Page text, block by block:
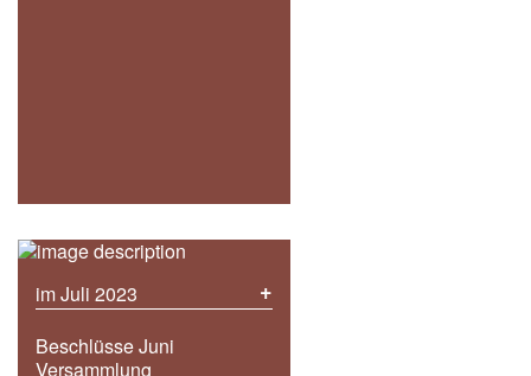
im Juli 2023 +
Beschlüsse Juni
Versammlung